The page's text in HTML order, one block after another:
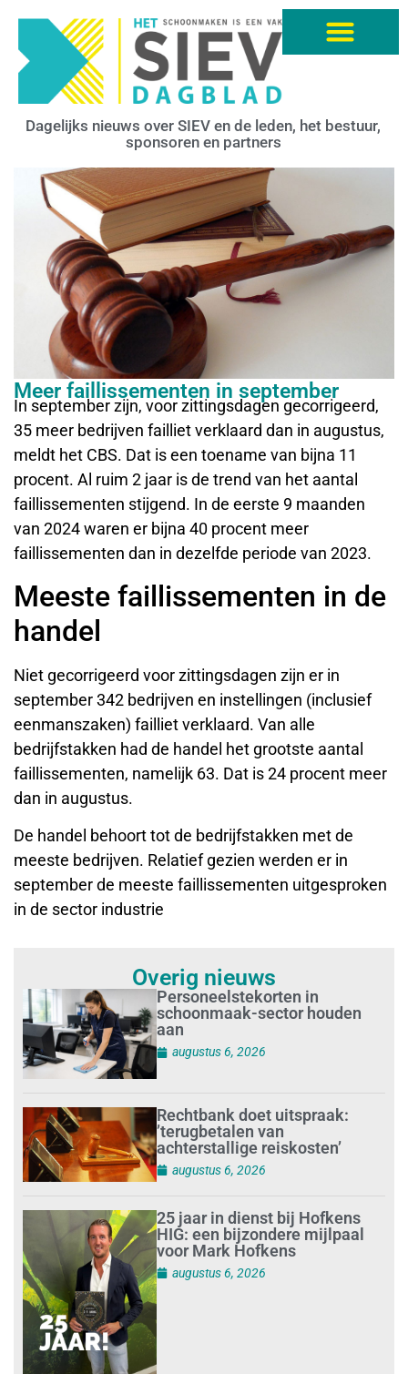
Dagelijks nieuws over SIEV en de leden, het bestuur,
sponsoren en partners
Meer faillissementen in september
In september zijn, voor zittingsdagen gecorrigeerd,
35 meer bedrijven failliet verklaard dan in augustus,
meldt het CBS. Dat is een toename van bijna 11
procent. Al ruim 2 jaar is de trend van het aantal
faillissementen stijgend. In de eerste 9 maanden
van 2024 waren er bijna 40 procent meer
faillissementen dan in dezelfde periode van 2023.
Meeste faillissementen in de
handel
Niet gecorrigeerd voor zittingsdagen zijn er in
september 342 bedrijven en instellingen (inclusief
eenmanszaken) failliet verklaard. Van alle
bedrijfstakken had de handel het grootste aantal
faillissementen, namelijk 63. Dat is 24 procent meer
dan in augustus.
De handel behoort tot de bedrijfstakken met de
meeste bedrijven. Relatief gezien werden er in
september de meeste faillissementen uitgesproken
in de sector industrie
Overig nieuws
Personeelstekorten in
schoonmaak-sector houden
aan
augustus 6, 2026
Rechtbank doet uitspraak:
’terugbetalen van
achterstallige reiskosten’
augustus 6, 2026
25 jaar in dienst bij Hofkens
HIG: een bijzondere mijlpaal
voor Mark Hofkens
augustus 6, 2026